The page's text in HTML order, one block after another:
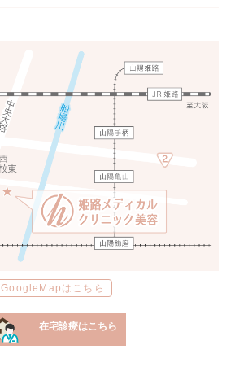
GoogleMapはこちら
在宅診療はこちら